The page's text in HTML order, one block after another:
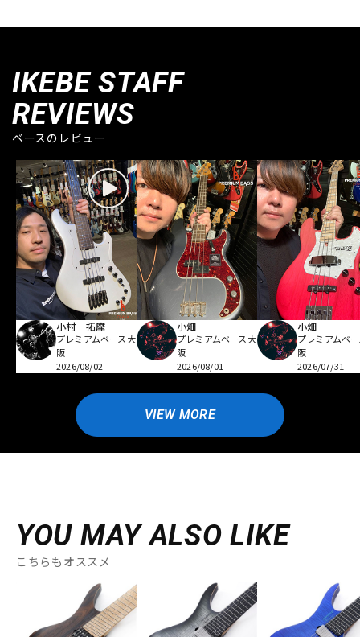
IKEBE STAFF
REVIEWS
ベースのレビュー
小村 拓摩
プレミアムベース大
阪
2026/08/02
小畑
プレミアムベース大
阪
2026/08/01
小畑
プレミアムベ
阪
2026/07/31
VIEW MORE
YOU MAY ALSO LIKE
こちらもオススメ